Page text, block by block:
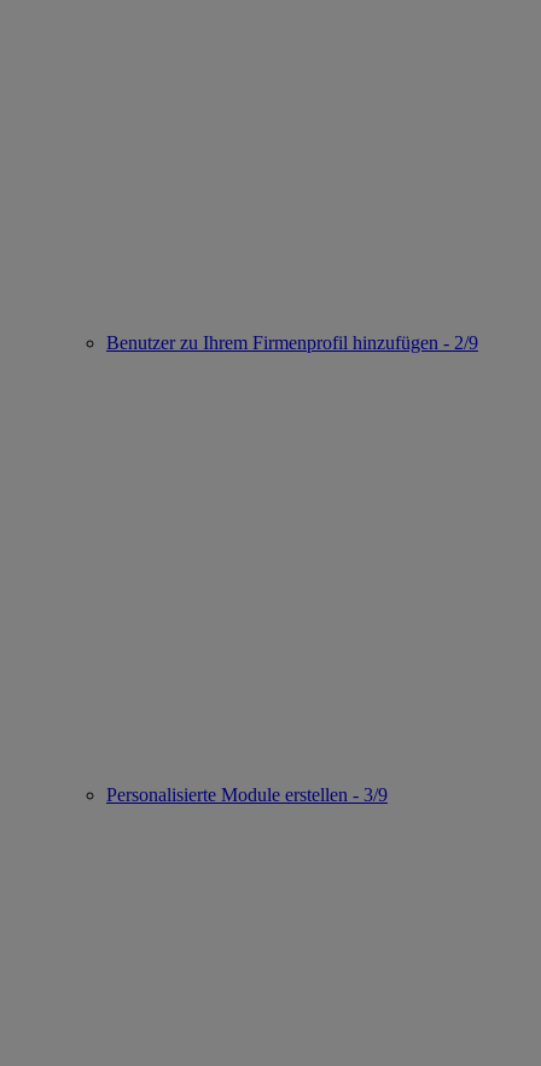
Benutzer zu Ihrem Firmenprofil hinzufügen - 2/9
Personalisierte Module erstellen - 3/9